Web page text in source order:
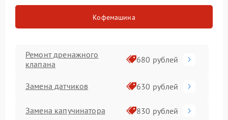
Кофемашина
Ремонт дренажного
клапана
680 рублей
Замена датчиков 630 рублей
Замена капучинатора 830 рублей